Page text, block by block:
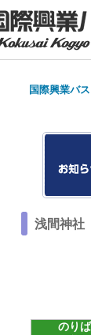
国際興業バス
浅間神社
のりば